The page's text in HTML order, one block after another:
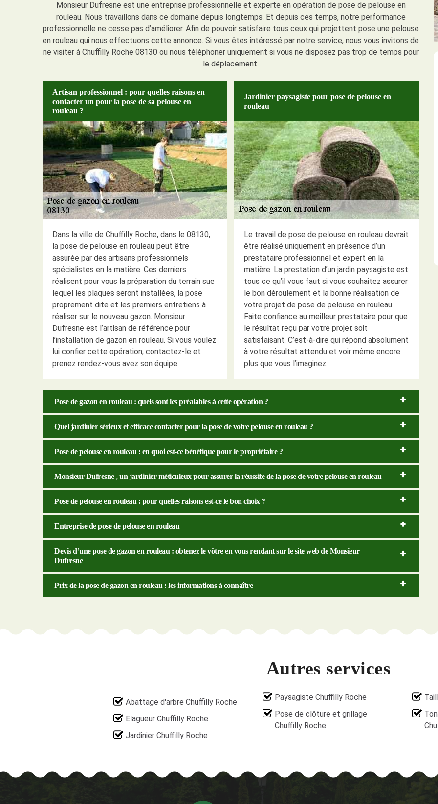
Monsieur Dufresne est une entreprise professionnelle et experte en opération de pose de pelouse en
rouleau. Nous travaillons dans ce domaine depuis longtemps. Et depuis ces temps, notre performance
professionnelle ne cesse pas d’améliorer. Afin de pouvoir satisfaire tous ceux qui projettent pose une pelouse
en rouleau qui nous effectuons cette annonce. Si vous êtes intéressé par notre service, nous vous invitons de
ne visiter à Chuffilly Roche 08130 ou nous téléphoner uniquement si vous ne disposez pas trop de temps pour
le déplacement.
Artisan professionnel : pour quelles raisons en
contacter un pour la pose de sa pelouse en
rouleau ?
Dans la ville de Chuffilly Roche, dans le 08130,
la pose de pelouse en rouleau peut être
assurée par des artisans professionnels
spécialistes en la matière. Ces derniers
réalisent pour vous la préparation du terrain sue
lequel les plaques seront installées, la pose
proprement dite et les premiers entretiens à
réaliser sur le nouveau gazon. Monsieur
Dufresne est l’artisan de référence pour
l’installation de gazon en rouleau. Si vous voulez
lui confier cette opération, contactez-le et
prenez rendez-vous avez son équipe.
Jardinier paysagiste pour pose de pelouse en
rouleau
Le travail de pose de pelouse en rouleau devrait
être réalisé uniquement en présence d’un
prestataire professionnel et expert en la
matière. La prestation d’un jardin paysagiste est
tous ce qu’il vous faut si vous souhaitez assurer
le bon déroulement et la bonne réalisation de
votre projet de pose de pelouse en rouleau.
Faite confiance au meilleur prestataire pour que
le résultat reçu par votre projet soit
satisfaisant. C’est-à-dire qui répond absolument
à votre résultat attendu et voir même encore
plus que vous l’imaginez.
Pose de gazon en rouleau : quels sont les préalables à cette opération ?
Quel jardinier sérieux et efficace contacter pour la pose de votre pelouse en rouleau ?
Pose de pelouse en rouleau : en quoi est-ce bénéfique pour le propriétaire ?
Monsieur Dufresne , un jardinier méticuleux pour assurer la réussite de la pose de votre pelouse en rouleau
Pose de pelouse en rouleau : pour quelles raisons est-ce le bon choix ?
Entreprise de pose de pelouse en rouleau
Devis d’une pose de gazon en rouleau : obtenez le vôtre en vous rendant sur le site web de Monsieur
Dufresne
Prix de la pose de gazon en rouleau : les informations à connaître
Autres services
Abattage d'arbre Chuffilly Roche
Elagueur Chuffilly Roche
Jardinier Chuffilly Roche
Paysagiste Chuffilly Roche
Pose de clôture et grillage
Chuffilly Roche